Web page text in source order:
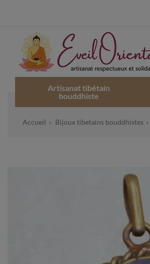
Artisanat tibétain
bouddhiste
Accueil Bijoux tibetains bouddhistes